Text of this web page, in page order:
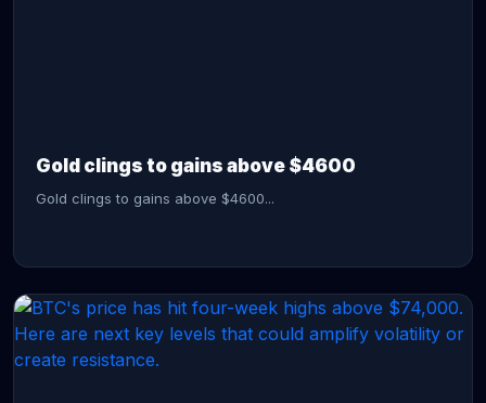
Gold clings to gains above $4600
Gold clings to gains above $4600...